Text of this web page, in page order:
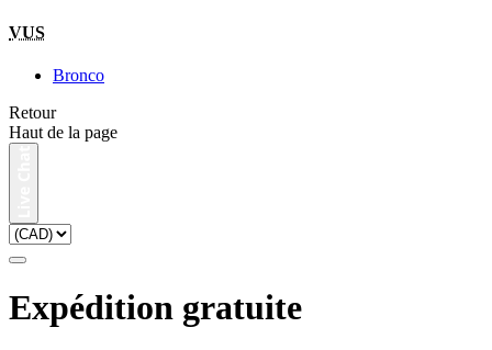
VUS
Bronco
Retour
Haut de la page
Expédition gratuite